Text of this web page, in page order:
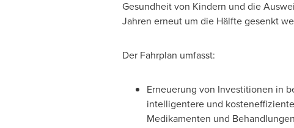
Gesundheit von Kindern und die
Jahren erneut um die Hälfte gesenkt
Der Fahrplan umfasst:
Erneuerung von Investitionen in
intelligentere und
Medikamenten und